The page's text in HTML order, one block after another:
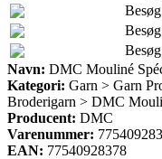
Navn: DMC Mouliné
Kategori: Garn > Garn
Broderigarn > DMC
Producent: DMC
Varenummer:
EAN: 77540928378